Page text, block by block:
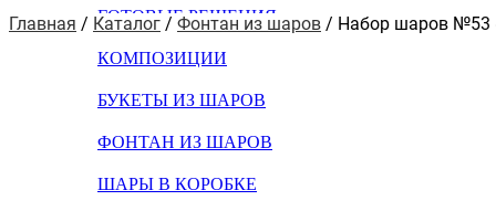
ГОТОВЫЕ РЕШЕНИЯ
КОМПОЗИЦИИ
БУКЕТЫ ИЗ ШАРОВ
ФОНТАН ИЗ ШАРОВ
ШАРЫ В КОРОБКЕ
Главная / Каталог / Фонтан из шаров / Набор шаров №53